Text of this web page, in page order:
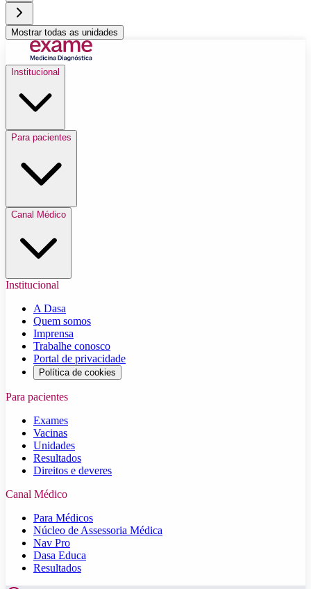
Mostrar todas as unidades
Institucional
Para pacientes
Canal Médico
Institucional
A Dasa
Quem somos
Imprensa
Trabalhe conosco
Portal de privacidade
Política de cookies
Para pacientes
Exames
Vacinas
Unidades
Resultados
Direitos e deveres
Canal Médico
Para Médicos
Núcleo de Assessoria Médica
Nav Pro
Dasa Educa
Resultados